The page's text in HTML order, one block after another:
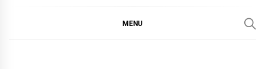
MENU